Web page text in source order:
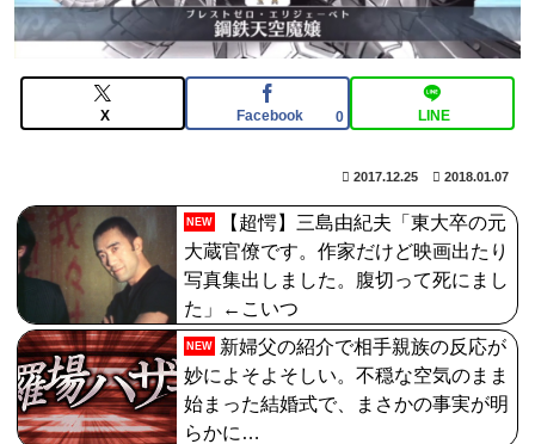
【FGO】ゲーム部分はガッツリ弄って欲しい。でも新し
PLAMATEA Fate/Grand Order シールダー/マシュ・キ
【画像】どのくノ一を快楽責めしたいｗｗｗｗｗ
【FGO】セミラミス Fate/GrandOrderのイラスト紹介
3983
X Facebook 0 LINE
2017.12.25 2018.01.07
NEW
【超愕】三島由紀夫「東大卒の元
大蔵官僚です。作家だけど映画出たり
写真集出しました。腹切って死にまし
た」←こいつ
NEW
新婦父の紹介で相手親族の反応が
妙によそよそしい。不穏な空気のまま
始まった結婚式で、まさかの事実が明
らかに…